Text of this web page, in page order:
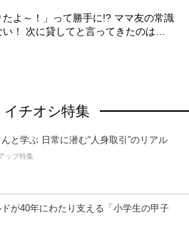
たよ～！」って勝手に!? ママ友の常識
！ 次に貸してと言ってきたのは…
イチオシ特集
と学ぶ 日常に潜む“人身取引”のリアル
ップ特集
が40年にわたり支える「小学生の甲子